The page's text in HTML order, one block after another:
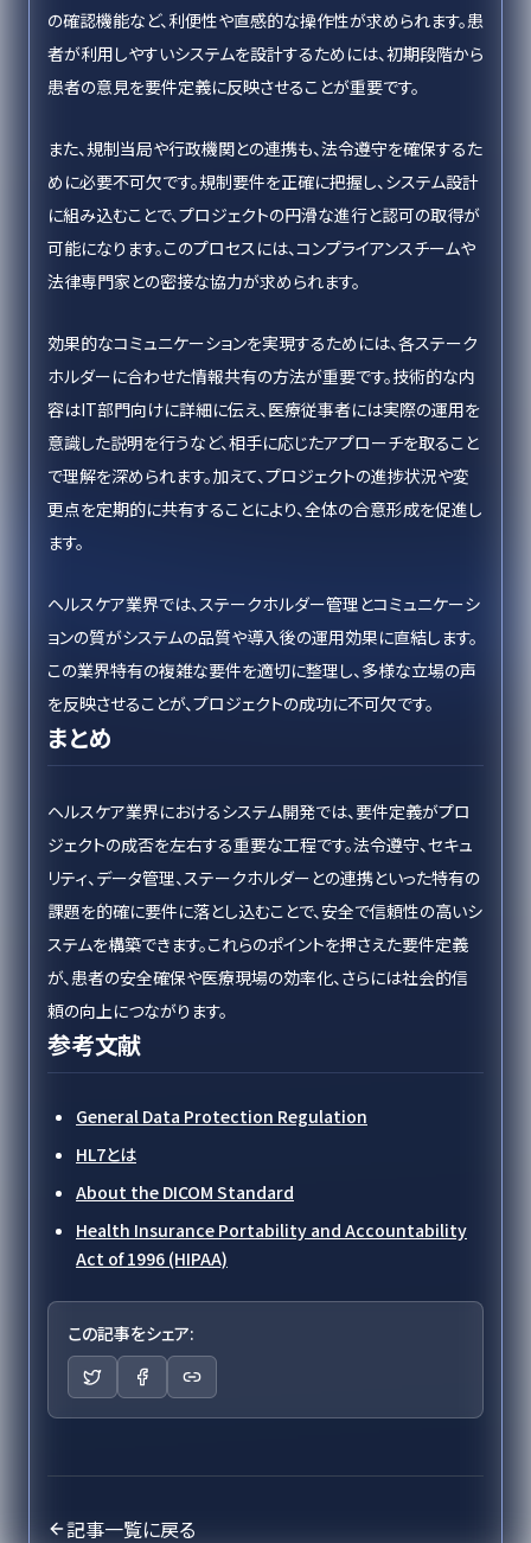
の確認機能など、利便性や直感的な操作性が求められます。患
者が利用しやすいシステムを設計するためには、初期段階から
患者の意見を要件定義に反映させることが重要です。
また、規制当局や行政機関との連携も、法令遵守を確保するた
めに必要不可欠です。規制要件を正確に把握し、システム設計
に組み込むことで、プロジェクトの円滑な進行と認可の取得が
可能になります。このプロセスには、コンプライアンスチームや
法律専門家との密接な協力が求められます。
効果的なコミュニケーションを実現するためには、各ステーク
ホルダーに合わせた情報共有の方法が重要です。技術的な内
容はIT部門向けに詳細に伝え、医療従事者には実際の運用を
意識した説明を行うなど、相手に応じたアプローチを取ること
で理解を深められます。加えて、プロジェクトの進捗状況や変
更点を定期的に共有することにより、全体の合意形成を促進し
ます。
ヘルスケア業界では、ステークホルダー管理とコミュニケーシ
ョンの質がシステムの品質や導入後の運用効果に直結します。
この業界特有の複雑な要件を適切に整理し、多様な立場の声
を反映させることが、プロジェクトの成功に不可欠です。
まとめ
ヘルスケア業界におけるシステム開発では、要件定義がプロ
ジェクトの成否を左右する重要な工程です。法令遵守、セキュ
リティ、データ管理、ステークホルダーとの連携といった特有の
課題を的確に要件に落とし込むことで、安全で信頼性の高いシ
ステムを構築できます。これらのポイントを押さえた要件定義
が、患者の安全確保や医療現場の効率化、さらには社会的信
頼の向上につながります。
参考文献
General Data Protection Regulation
HL7とは
About the DICOM Standard
Health Insurance Portability and Accountability
Act of 1996 (HIPAA)
この記事をシェア:
記事一覧に戻る